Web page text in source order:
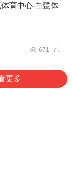
育中心-白鹭体
671
更多